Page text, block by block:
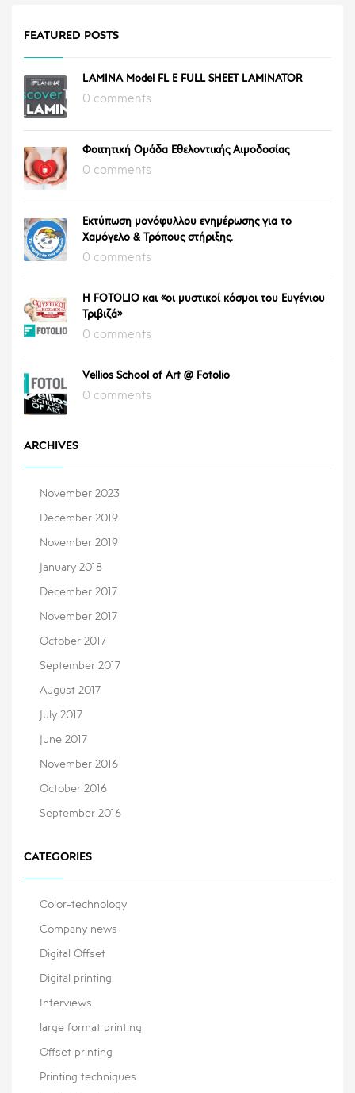
FEATURED POSTS
LAMINA Model FL E FULL SHEET LAMINATOR
0 comments
Φοιτητική Ομάδα Εθελοντικής Αιμοδοσίας
0 comments
Εκτύπωση μονόφυλλου ενημέρωσης για το
Χαμόγελο & Τρόπους στήριξης.
0 comments
Η FOTOLIO και «οι μυστικοί κόσμοι του Ευγένιου
Τριβιζά»
0 comments
Vellios School of Art @ Fotolio
0 comments
ARCHIVES
November 2023
December 2019
November 2019
January 2018
December 2017
November 2017
October 2017
September 2017
August 2017
July 2017
June 2017
November 2016
October 2016
September 2016
CATEGORIES
Color-technology
Company news
Digital Offset
Digital printing
Interviews
large format printing
Offset printing
Printing techniques